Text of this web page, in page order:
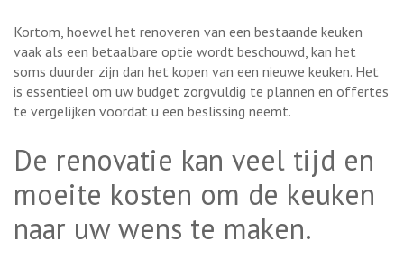
Kortom, hoewel het renoveren van een bestaande keuken
vaak als een betaalbare optie wordt beschouwd, kan het
soms duurder zijn dan het kopen van een nieuwe keuken. Het
is essentieel om uw budget zorgvuldig te plannen en offertes
te vergelijken voordat u een beslissing neemt.
De renovatie kan veel tijd en
moeite kosten om de keuken
naar uw wens te maken.